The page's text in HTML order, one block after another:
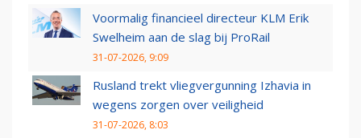
Voormalig financieel directeur KLM Erik
Swelheim aan de slag bij ProRail
31-07-2026, 9:09
Rusland trekt vliegvergunning Izhavia in
wegens zorgen over veiligheid
31-07-2026, 8:03